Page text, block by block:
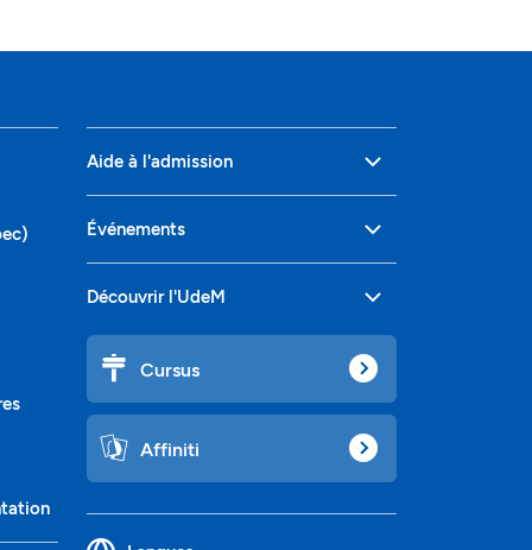
Aide à l'admission
Événements
Découvrir l'UdeM
Cursus
Affiniti